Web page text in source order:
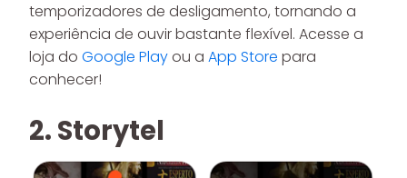
temporizadores de desligamento, tornando a
experiência de ouvir bastante flexível. Acesse a
loja do Google Playou a App Store para
conhecer!
2. Storytel